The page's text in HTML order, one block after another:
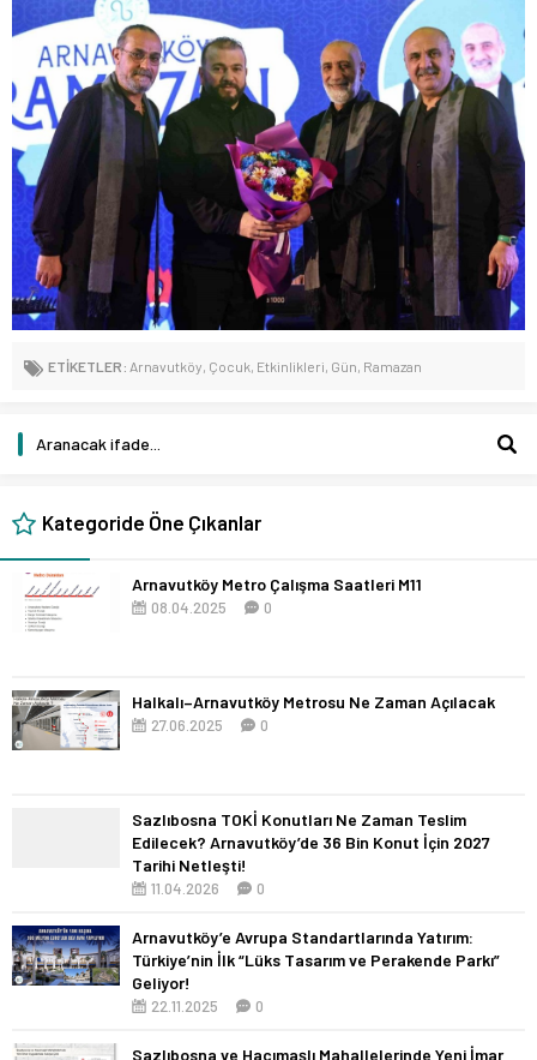
ETİKETLER: Arnavutköy Çocuk Etkinlikleri Gün Ramazan
Kategoride Öne Çıkanlar
Arnavutköy Metro Çalışma Saatleri M11
08.04.2025 0
Halkalı–Arnavutköy Metrosu Ne Zaman Açılacak
27.06.2025 0
Sazlıbosna TOKİ Konutları Ne Zaman Teslim
Edilecek? Arnavutköy’de 36 Bin Konut İçin 2027
Tarihi Netleşti!
11.04.2026 0
Arnavutköy’e Avrupa Standartlarında Yatırım:
Türkiye’nin İlk “Lüks Tasarım ve Perakende Parkı”
Geliyor!
22.11.2025 0
Sazlıbosna ve Hacımaşlı Mahallelerinde Yeni İmar